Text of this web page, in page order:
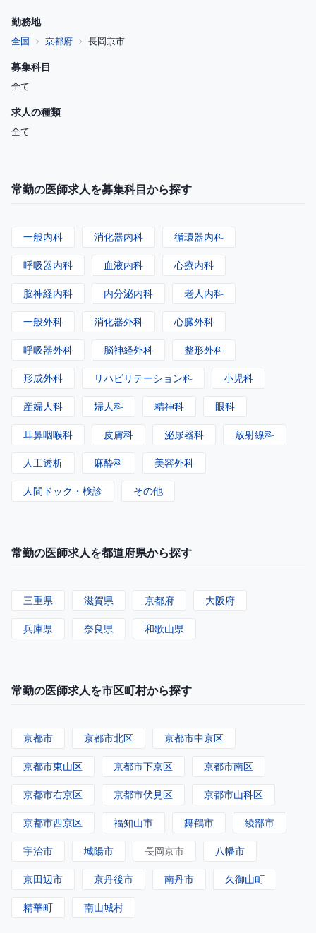
勤務地
全国 京都府 長岡京市
募集科目
全て
求人の種類
全て
常勤の医師求人を募集科目から探す
一般内科 消化器内科 循環器内科
呼吸器内科 血液内科 心療内科
脳神経内科 内分泌内科 老人内科
一般外科 消化器外科 心臓外科
呼吸器外科 脳神経外科 整形外科
形成外科 リハビリテーション科 小児科
産婦人科 婦人科 精神科 眼科
耳鼻咽喉科 皮膚科 泌尿器科 放射線科
人工透析 麻酔科 美容外科
人間ドック・検診 その他
常勤の医師求人を都道府県から探す
三重県 滋賀県 京都府 大阪府
兵庫県 奈良県 和歌山県
常勤の医師求人を市区町村から探す
京都市 京都市北区 京都市中京区
京都市東山区 京都市下京区 京都市南区
京都市右京区 京都市伏見区 京都市山科区
京都市西京区 福知山市 舞鶴市 綾部市
宇治市 城陽市 長岡京市 八幡市
京田辺市 京丹後市 南丹市 久御山町
精華町 南山城村